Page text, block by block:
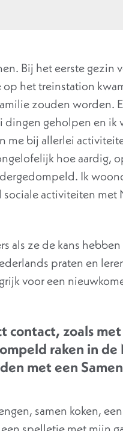
Bij het eerste
het treinstation
zouden worden.
dingen geholpen en
me bij allerlei
hoe aardig,
Ik
activiteiten met
als ze de kans
praten en
voor een
contact, zoals
raken in
met een
samen koken,